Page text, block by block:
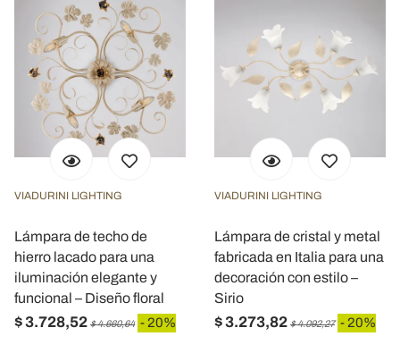
VIADURINI LIGHTING
Lámpara de techo de
hierro lacado para una
iluminación elegante y
funcional – Diseño floral
$ 3.728,52 $ 4.660,64 - 20%
VIADURINI LIGHTING
Lámpara de cristal y metal
fabricada en Italia para una
decoración con estilo –
Sirio
$ 3.273,82 $ 4.092,27 - 20%